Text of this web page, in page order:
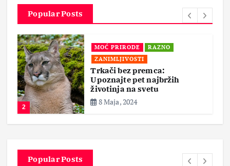
Popular Posts
2
MOĆ PRIRODE
RAZNO
ZANIMLJIVOSTI
Trkači bez premca:
Upoznajte pet najbržih
životinja na svetu
8 Maja, 2024
Popular Posts